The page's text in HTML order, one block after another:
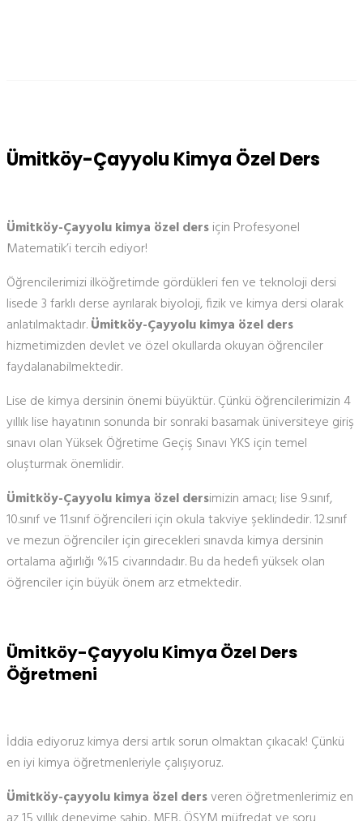
Ümitköy-Çayyolu Kimya Özel Ders
Ümitköy-Çayyolu kimya özel dersiçin Profesyonel
Matematik’i tercih ediyor!
Öğrencilerimizi ilköğretimde gördükleri fen ve teknoloji dersi
lisede 3 farklı derse ayrılarak biyoloji, fizik ve kimya dersi olarak
anlatılmaktadır.Ümitköy-Çayyolu kimya özel ders
hizmetimizden devlet ve özel okullarda okuyan öğrenciler
faydalanabilmektedir.
Lise de kimya dersinin önemi büyüktür. Çünkü öğrencilerimizin 4
yıllık lise hayatının sonunda bir sonraki basamak üniversiteye giriş
sınavı olan Yüksek Öğretime Geçiş Sınavı YKS için temel
oluşturmak önemlidir.
Ümitköy-Çayyolu kimya özel dersimizin amacı; lise 9.sınıf,
10.sınıf ve 11.sınıf öğrencileri için okula takviye şeklindedir. 12.sınıf
ve mezun öğrenciler için girecekleri sınavda kimya dersinin
ortalama ağırlığı %15 civarındadır. Bu da hedefi yüksek olan
öğrenciler için büyük önem arz etmektedir.
Ümitköy-Çayyolu Kimya Özel Ders
Öğretmeni
İddia ediyoruz kimya dersi artık sorun olmaktan çıkacak! Çünkü
en iyi kimya öğretmenleriyle çalışıyoruz.
Ümitköy-çayyolu kimya özel dersveren öğretmenlerimiz en